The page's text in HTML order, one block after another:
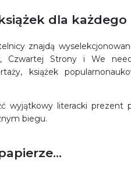
dla każdego
znajdą
Czwartej Strony i We
książek
wyjątkowy literacki
biegu.